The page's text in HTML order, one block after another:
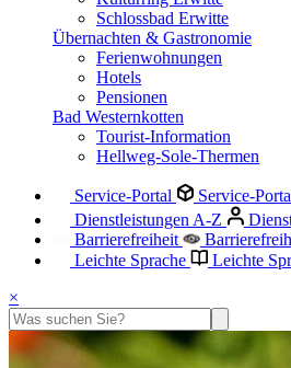
Schlossbad Erwitte
Übernachten & Gastronomie
Ferienwohnungen
Hotels
Pensionen
Bad Westernkotten
Tourist-Information
Hellweg-Sole-Thermen
Service-Portal
Service-
Dienstleistungen A-Z
Barrierefreiheit
Leichte Sprache
Leichte
×